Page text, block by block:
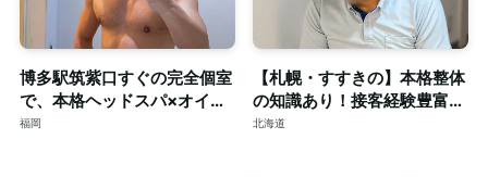
博多駅筑紫口すぐの完全個室
で、本格ヘッドスパ×オイル
マッサージ。ご予約はDMで
福岡
【札幌・すすきの】本格整体
の知識あり！接客経験豊富な
短髪筋トレ男子によるゲイマ
北海道